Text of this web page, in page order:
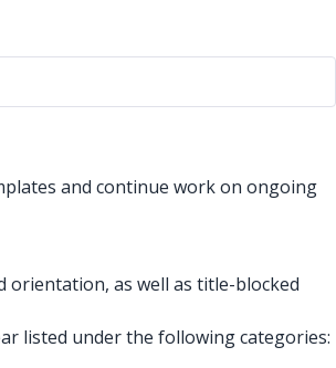
and continue work on ongoing
orientation, as well as title-blocked
listed under the following categories: